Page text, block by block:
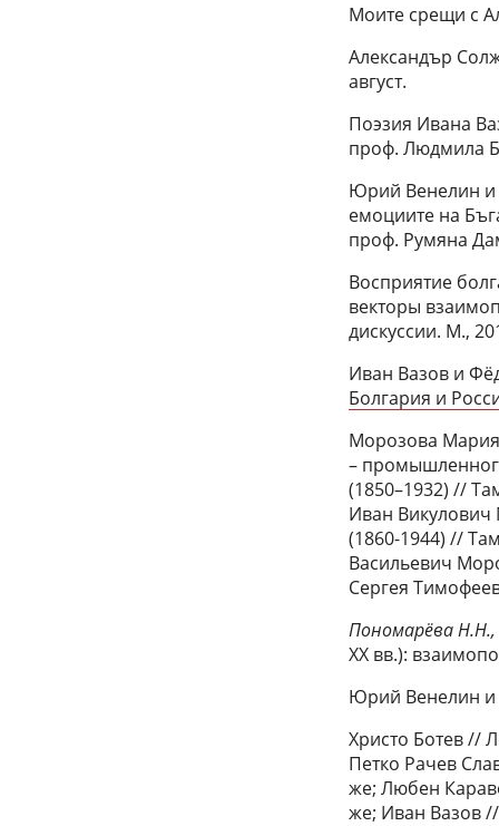
Моите срещи с
Александър
август.
Поэзия Ивана
проф. Людмила
Юрий Венелин и
емоциите на
проф. Румяна
Восприятие
векторы
дискуссии. М.,
Иван Вазов и
Болгария и
Морозова Мария
–
(1850–1932) //
Иван
(1860-1944) //
Васильевич
Сергея
Пономарёва
XX вв.):
Юрий Венелин
Христо Ботев //
Петко Рачев
же; Любен
же; Иван Вазов